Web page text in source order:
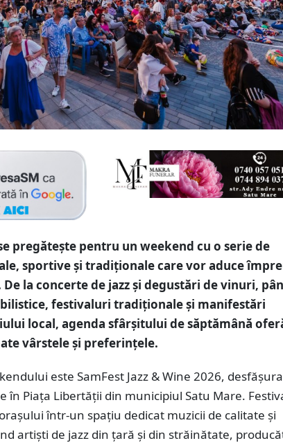
pregătește pentru un weekend cu o serie de
sportive și tradiționale care vor aduce
la concerte de jazz și degustări de vinuri,
festivaluri tradiționale și manifestări
local, agenda sfârșitului de săptămână
vârstele și preferințele.
este SamFest Jazz & Wine 2026,
în Piața Libertății din municipiul Satu Mare.
într-un spațiu dedicat muzicii de calitate și
artiști de jazz din țară și din străinătate,